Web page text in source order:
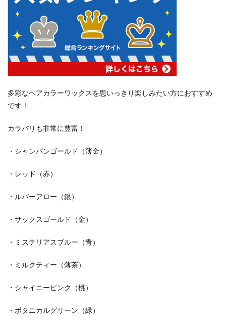
多彩なヘアカラーワックスを思いっきり楽しみたい方におすすめ
です！
カラバリも非常に豊富！
・シャンパンゴールド（薄金）
・レッド（赤）
・ルバーアロー（銀）
・サックスゴールド（金）
・ミステリアスブルー（青）
・ミルクティー（薄茶）
・シャイニーピンク（桃）
・ボタニカルグリーン（緑）